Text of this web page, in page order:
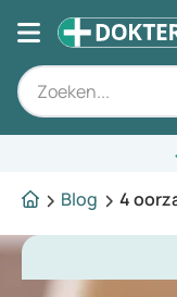
Snelle
Blog
4